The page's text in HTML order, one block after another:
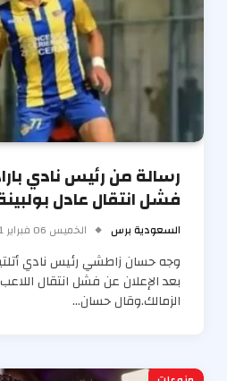
رسالة من رئيس نادي
فشل انتقال عادل
السعودية برس الخميس 06 فبراير 4:31 م
وجه حسان زاطشي رئيس نادي
بعد الإعلان عن فشل انتقال
الزمالك.وقال حسان…